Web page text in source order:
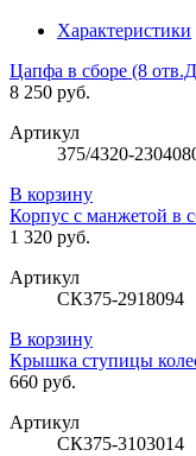
Характеристики
Цапфа в сборе (8
8 250 руб.
Артикул
375/4320-
В корзину
Корпус с манжетой в
1 320 руб.
Артикул
СК375-2918094
В корзину
Крышка ступицы
660 руб.
Артикул
СК375-3103014